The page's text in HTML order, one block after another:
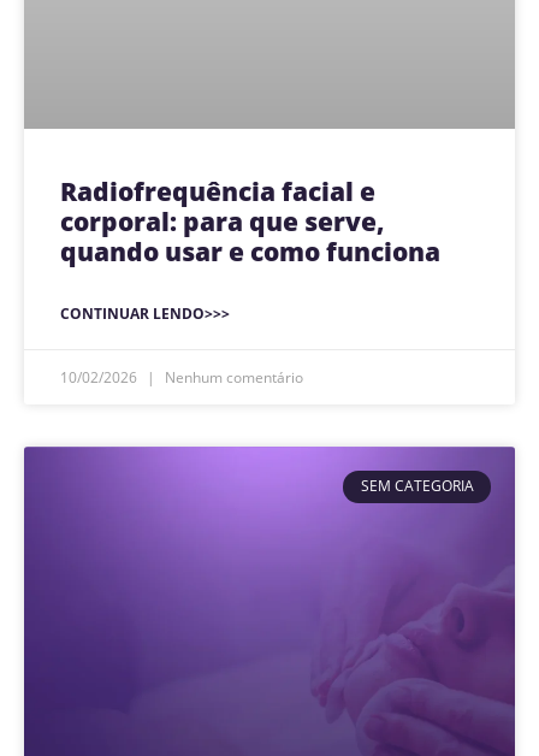
Radiofrequência facial e
corporal: para que serve,
quando usar e como funciona
CONTINUAR LENDO>>>
10/02/2026 Nenhum comentário
SEM CATEGORIA